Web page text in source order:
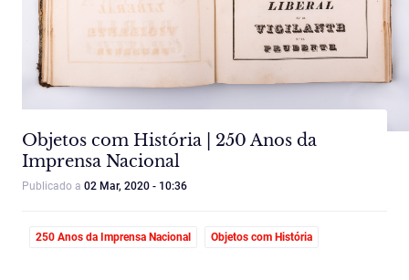
Objetos com História | 250 Anos da
Imprensa Nacional
Publicado a 02 Mar, 2020 - 10:36
250 Anos da Imprensa Nacional Objetos com História